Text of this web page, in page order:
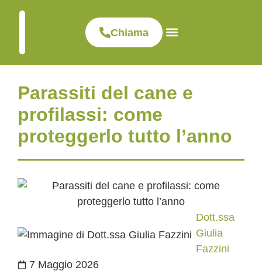
Chiama
Parassiti del cane e
profilassi: come
proteggerlo tutto l’anno
Dott.ssa
Giulia
Fazzini
7 Maggio 2026